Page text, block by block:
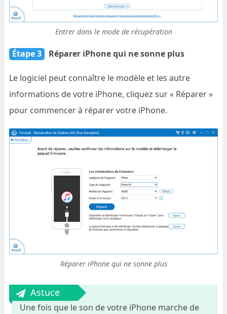
Entrer dans le mode de récupération
Étape 3 Réparer iPhone qui ne sonne plus
Le logiciel peut connaître le modèle et les autre
informations de votre iPhone, cliquez sur « Réparer »
pour commencer à réparer votre iPhone.
Réparer iPhone qui ne sonne plus
Astuce
Une fois que le son de votre iPhone marche de